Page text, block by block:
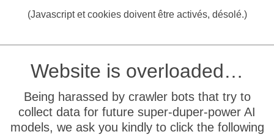
(Javascript et cookies doivent être activés, désolé.)
Website is overloaded…
Being harassed by crawler bots that try to
collect data for future super-duper-power AI
models, we ask you kindly to click the following